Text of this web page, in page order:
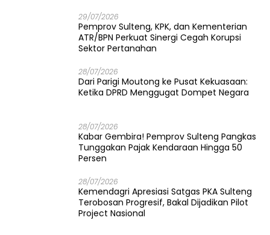
29/07/2026
Pemprov Sulteng, KPK, dan Kementerian
ATR/BPN Perkuat Sinergi Cegah Korupsi
Sektor Pertanahan
28/07/2026
Dari Parigi Moutong ke Pusat Kekuasaan:
Ketika DPRD Menggugat Dompet Negara
28/07/2026
Kabar Gembira! Pemprov Sulteng Pangkas
Tunggakan Pajak Kendaraan Hingga 50
Persen
28/07/2026
Kemendagri Apresiasi Satgas PKA Sulteng
Terobosan Progresif, Bakal Dijadikan Pilot
Project Nasional